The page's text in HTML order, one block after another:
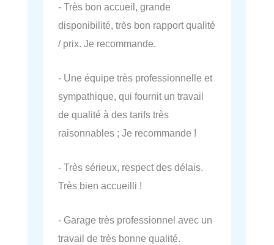
- Très bon accueil, grande
disponibilité, très bon rapport qualité
/ prix. Je recommande.
- Une équipe très professionnelle et
sympathique, qui fournit un travail
de qualité à des tarifs très
raisonnables ; Je recommande !
- Très sérieux, respect des délais.
Très bien accueilli !
- Garage très professionnel avec un
travail de très bonne qualité.